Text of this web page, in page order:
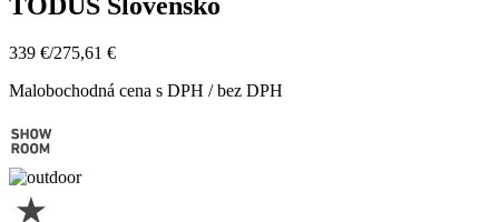
TODUS Slovensko
339 €/275,61 €
Malobochodná cena s DPH / bez DPH